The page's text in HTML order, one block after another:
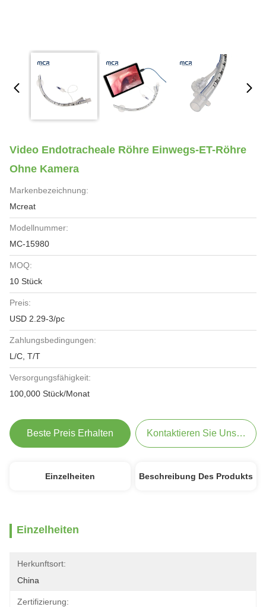
Video Endotracheale Röhre Einwegs-ET-Röhre
Ohne Kamera
Markenbezeichnung:
Mcreat
Modellnummer:
MC-15980
MOQ:
10 Stück
Preis:
USD 2.29-3/pc
Zahlungsbedingungen:
L/C, T/T
Versorgungsfähigkeit:
100,000 Stück/Monat
Beste Preis Erhalten Kontaktieren Sie Uns Jetzt
Einzelheiten Beschreibung Des Produkts
Einzelheiten
Herkunftsort:
China
Zertifizierung: